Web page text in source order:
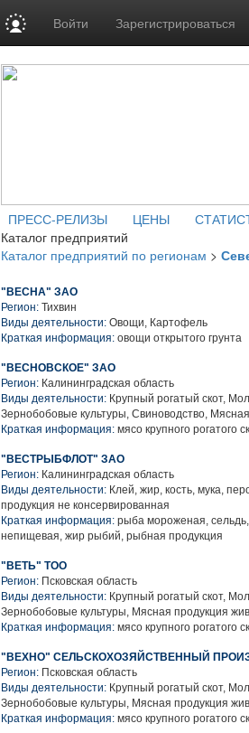
Войти Зарегистрироваться
ПРЕСС-РЕЛИЗЫ ЦЕНЫ
Каталог предприятий
Каталог предприятий по регионам >
"ВЕСНА" ЗАО
Регион: Тихвин
Виды деятельности: Овощи, Картофель
Краткая информация: овощи открытого грунта
"ВЕСНОВСКОЕ" ЗАО
Регион: Калининградская область
Виды деятельности: Крупный рогатый скот,
Зернобобовые культуры, Свиноводство,
Краткая информация: мясо крупного рогатого
"ВЕСТРЫБФЛОТ" ЗАО
Регион: Калининградская область
Виды деятельности: Клей, жир, кость, мука,
продукция не консервированная
Краткая информация: рыба мороженая,
непищевая, жир рыбий, рыбная продукция
"ВЕТЬ" ТОО
Регион: Псковская область
Виды деятельности: Крупный рогатый скот,
Зернобобовые культуры, Мясная продукция
Краткая информация: мясо крупного рогатого
"ВЕХНО" СЕЛЬСКОХОЗЯЙСТВЕННЫЙ
Регион: Псковская область
Виды деятельности: Крупный рогатый скот,
Зернобобовые культуры, Мясная продукция
Краткая информация: мясо крупного рогатого